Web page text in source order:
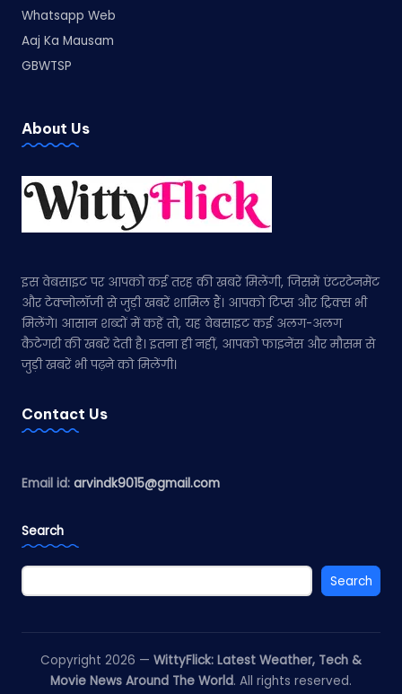
Whatsapp Web
Aaj Ka Mausam
GBWTSP
About Us
इस वेबसाइट पर आपको कई तरह की खबरें मिलेंगी, जिसमें एंटरटेनमेंट
और टेक्नोलॉजी से जुड़ी खबरें शामिल हैं। आपको टिप्स और ट्रिक्स भी
मिलेंगे। आसान शब्दों में कहें तो, यह वेबसाइट कई अलग-अलग
कैटेगरी की खबरें देती है। इतना ही नहीं, आपको फाइनेंस और मौसम से
जुड़ी खबरें भी पढ़ने को मिलेंगी।
Contact Us
Email id: arvindk9015@gmail.com
Search
Search
Copyright 2026 — WittyFlick: Latest Weather, Tech &
Movie News Around The World. All rights reserved.